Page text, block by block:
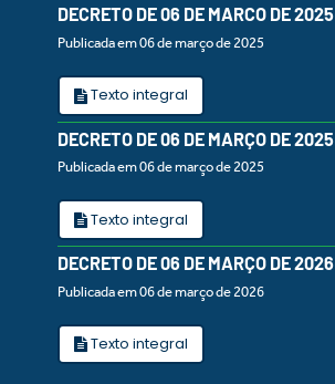
DECRETO DE 06 DE MARCO DE 2025
Publicada em 06 de março de 2025
Texto integral
DECRETO DE 06 DE MARÇO DE 2025
Publicada em 06 de março de 2025
Texto integral
DECRETO DE 06 DE MARÇO DE 2026
Publicada em 06 de março de 2026
Texto integral